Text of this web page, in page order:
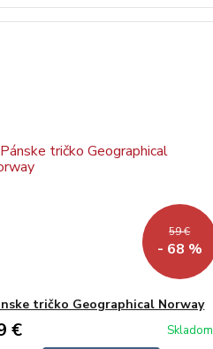
59 €
- 68 %
tričko Geographical Norway
€ Skladom